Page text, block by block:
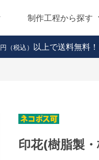
制作工程から探す
円（税込） 以上で送料無料！
印花(樹脂製